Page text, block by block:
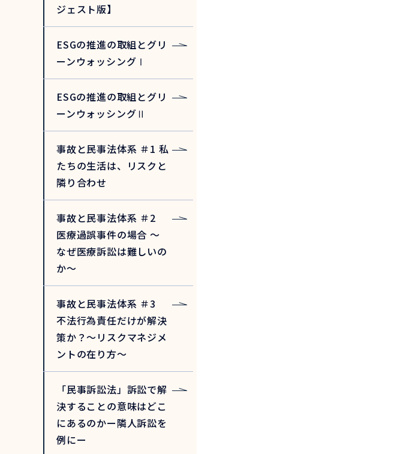
ジェスト版】
ESGの推進の取組とグリ
ーンウォッシングⅠ
ESGの推進の取組とグリ
ーンウォッシングⅡ
事故と民事法体系 ＃1 私
たちの生活は、リスクと
隣り合わせ
事故と民事法体系 ＃2
医療過誤事件の場合 ～
なぜ医療訴訟は難しいの
か～
事故と民事法体系 ＃3
不法行為責任だけが解決
策か？～リスクマネジメ
ントの在り方～
「民事訴訟法」訴訟で解
決することの意味はどこ
にあるのかー隣人訴訟を
例にー